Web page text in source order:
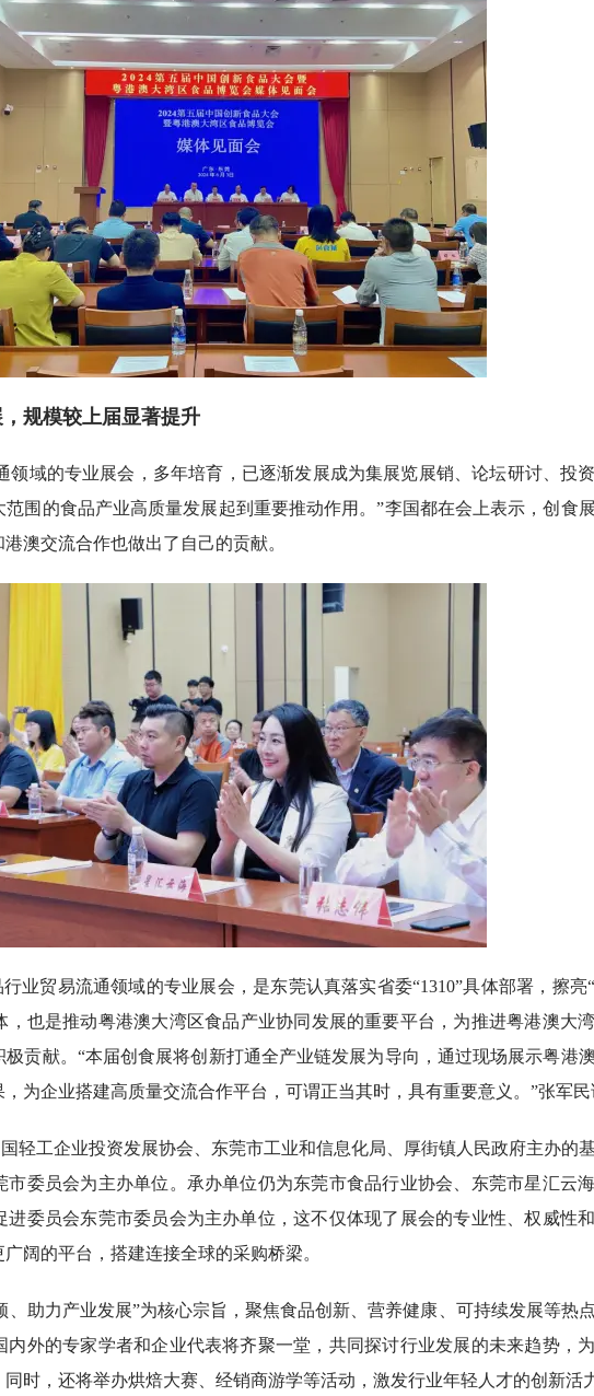
规模较上届显著提升
领域的专业展会，多年培育，已逐渐发展成为集展览展销、论坛研讨、投
围的食品产业高质量发展起到重要推动作用。”李国都在会上表示，创食
澳交流合作也做出了自己的贡献。
业贸易流通领域的专业展会，是东莞认真落实省委“1310”具体部署，擦亮
也是推动粤港澳大湾区食品产业协同发展的重要平台，为推进粤港澳大湾
贡献。“本届创食展将创新打通全产业链发展为导向，通过现场展示粤港
为企业搭建高质量交流合作平台，可谓正当其时，具有重要意义。”张军民
轻工企业投资发展协会、东莞市工业和信息化局、厚街镇人民政府主办的
委员会为主办单位。承办单位仍为东莞市食品行业协会、东莞市星汇云
委员会东莞市委员会为主办单位，这不仅体现了展会的专业性、权威性和
阔的平台，搭建连接全球的采购桥梁。
、助力产业发展”为核心宗旨，聚焦食品创新、营养健康、可持续发展等热
内外的专家学者和企业代表将齐聚一堂，共同探讨行业发展的未来趋势，
时，还将举办烘焙大赛、经销商游学等活动，激发行业年轻人才的创新活